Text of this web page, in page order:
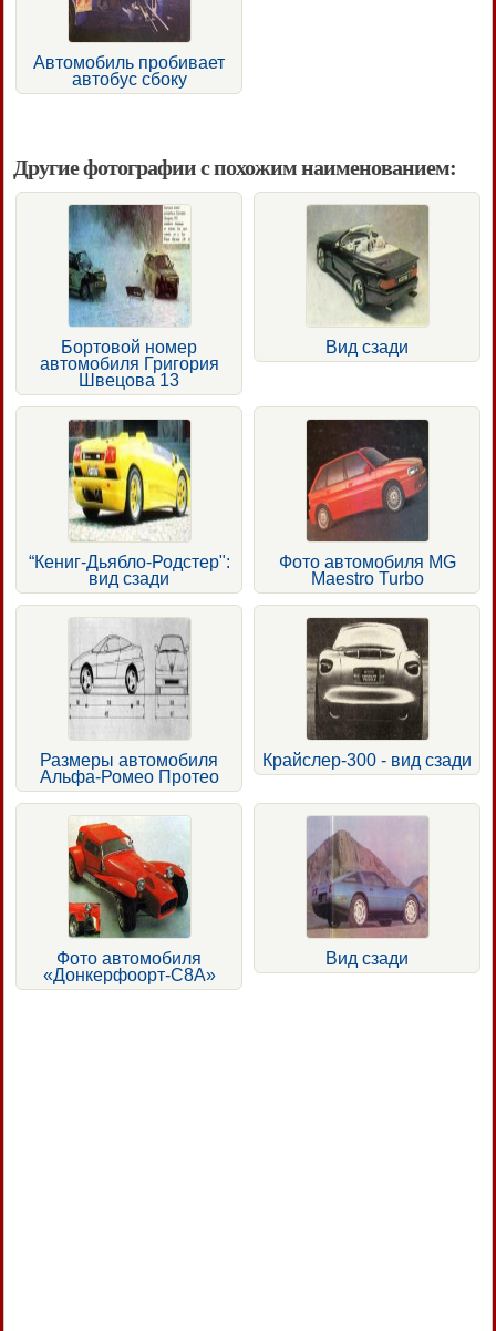
Автомобиль пробивает
автобус сбоку
Другие фотографии с похожим наименованием:
Бортовой номер
автомобиля Григория
Швецова 13
Вид сзади
“Кениг-Дьябло-Родстер":
вид сзади
Фото автомобиля MG
Maestro Turbo
Размеры автомобиля
Альфа-Ромео Протео
Крайслер-300 - вид сзади
Фото автомобиля
«Донкерфоорт-С8А»
Вид сзади